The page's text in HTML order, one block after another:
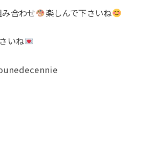
合わせ 楽しんで下さいね
いね